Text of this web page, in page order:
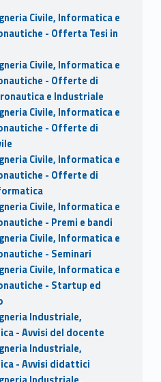
Civile, Informatica e
- Offerta Tesi in
Civile, Informatica e
- Offerte di
e Industriale
Civile, Informatica e
- Offerte di
Civile, Informatica e
- Offerte di
Civile, Informatica e
- Premi e bandi
Civile, Informatica e
- Seminari
Civile, Informatica e
- Startup ed
Industriale,
- Avvisi del docente
Industriale,
- Avvisi didattici